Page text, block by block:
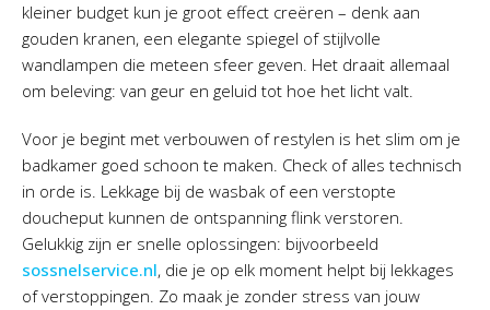
kleiner budget kun je groot effect creëren – denk aan
gouden kranen, een elegante spiegel of stijlvolle
wandlampen die meteen sfeer geven. Het draait allemaal
om beleving: van geur en geluid tot hoe het licht valt.
Voor je begint met verbouwen of restylen is het slim om je
badkamer goed schoon te maken. Check of alles technisch
in orde is. Lekkage bij de wasbak of een verstopte
doucheput kunnen de ontspanning flink verstoren.
Gelukkig zijn er snelle oplossingen: bijvoorbeeld
sossnelservice.nl, die je op elk moment helpt bij lekkages
of verstoppingen. Zo maak je zonder stress van jouw